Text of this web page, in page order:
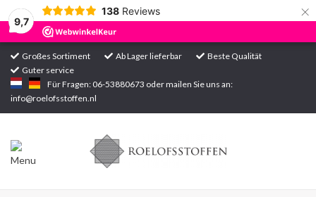
9,7
138 Reviews ×
Großes Sortiment Ab Lager lieferbar
Beste Qualität
Guter service
Für Fragen: 06-53880673 oder mailen Sie uns an:
info@roelofsstoffen.nl
Startseite
Sortiment